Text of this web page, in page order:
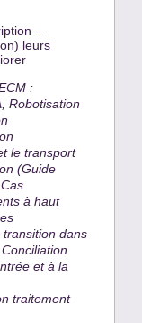
–
leurs
:
Robotisation
le transport
(Guide
à haut
dans
et à la
traitement